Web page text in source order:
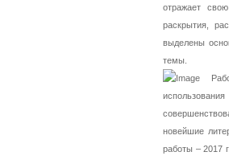
отражает
раскрытия,
выделены
темы.
новейшие
работы – 2017